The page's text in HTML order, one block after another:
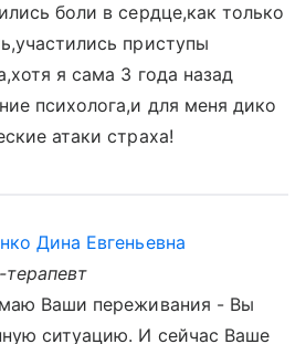
боли в сердце,как только
приступы
я сама 3 года назад
психолога,и для меня дико
атаки страха!
Дина Евгеньевна
терапевт
Ваши переживания - Вы
ситуацию. И сейчас Ваше